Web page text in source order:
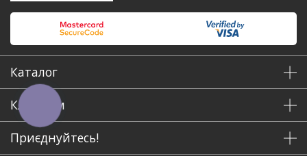
Каталог
Клієнтам
Приєднуйтесь!